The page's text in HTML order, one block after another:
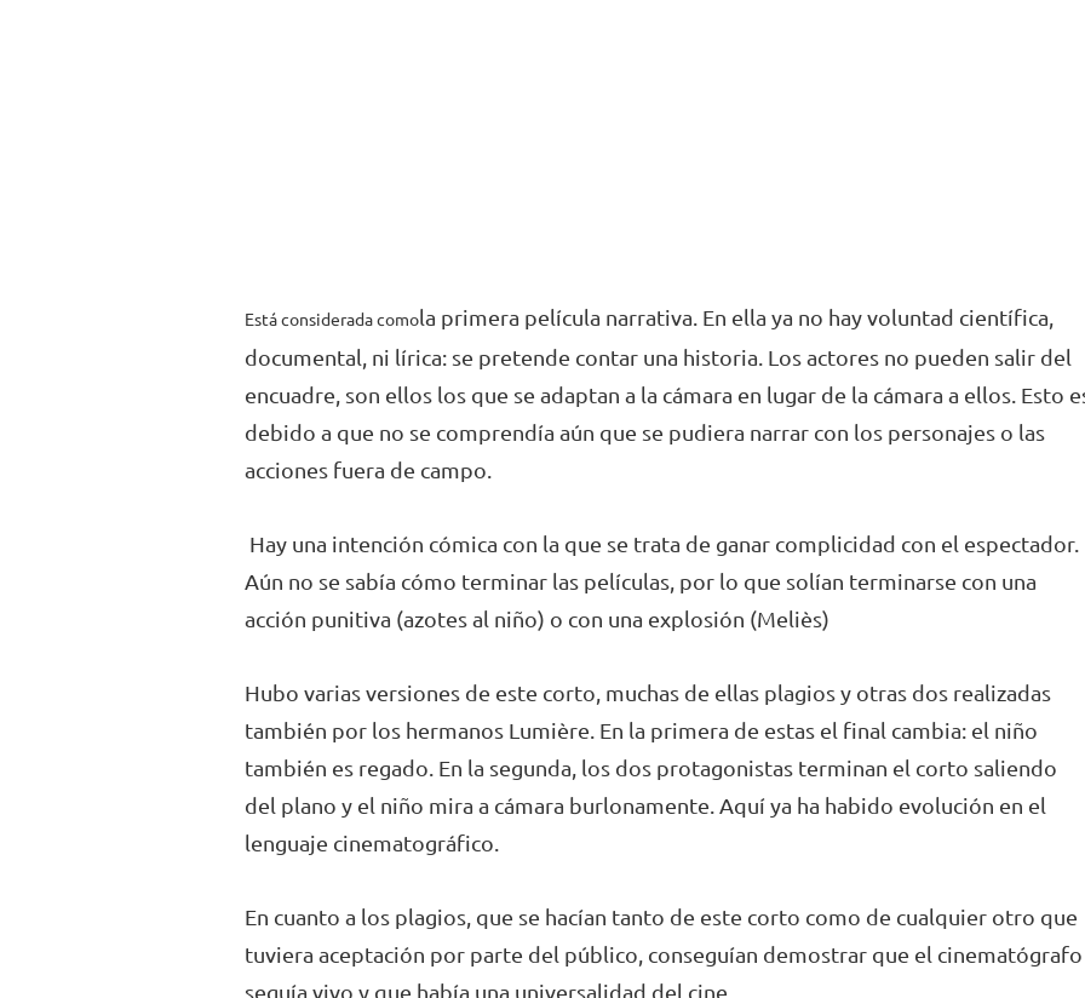
Está considerada comola primera película narrativa. En ella ya no hay voluntad científica,
documental, ni lírica: se pretende contar una historia. Los actores no pueden salir del
encuadre, son ellos los que se adaptan a la cámara en lugar de la cámara a ellos. Esto
debido a que no se comprendía aún que se pudiera narrar con los personajes o las
acciones fuera de campo.
Hay una intención cómica con la que se trata de ganar complicidad con el espectador.
Aún no se sabía cómo terminar las películas, por lo que solían terminarse con una
acción punitiva (azotes al niño) o con una explosión (Meliès)
Hubo varias versiones de este corto, muchas de ellas plagios y otras dos realizadas
también por los hermanos Lumière. En la primera de estas el final cambia: el niño
también es regado. En la segunda, los dos protagonistas terminan el corto saliendo
del plano y el niño mira a cámara burlonamente. Aquí ya ha habido evolución en el
lenguaje cinematográfico.
En cuanto a los plagios, que se hacían tanto de este corto como de cualquier otro que
tuviera aceptación por parte del público, conseguían demostrar que el cinematógrafo
seguía vivo y que había una universalidad del cine.